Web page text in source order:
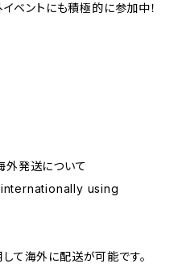
ントにも積極的に参加中！
発送について
using
て海外に配送が可能です。